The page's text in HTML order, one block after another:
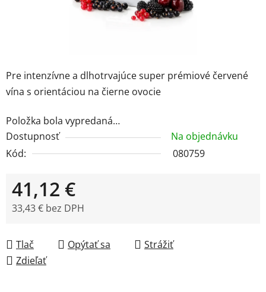
Pre intenzívne a dlhotrvajúce super prémiové červené
vína s orientáciou na čierne ovocie
Položka bola vypredaná…
Dostupnosť
Na objednávku
Kód:
080759
41,12 €
33,43 € bez DPH
Tlač
Opýtať sa
Strážiť
Zdieľať